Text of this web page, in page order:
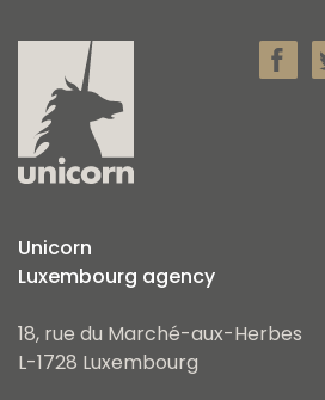
Unicorn
Luxembourg agency
18, rue du Marché-aux-Herbes
L-1728 Luxembourg